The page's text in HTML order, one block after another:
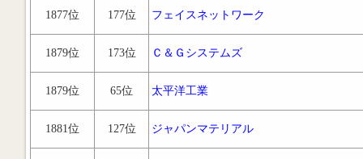
1877位 177位 フェイスネットワーク
1879位 173位 Ｃ＆Ｇシステムズ
1879位 65位 太平洋工業
1881位 127位 ジャパンマテリアル